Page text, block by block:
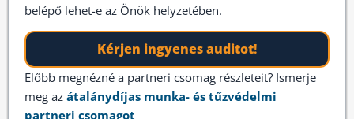
belépő lehet-e az Önök helyzetében.
Kérjen ingyenes auditot!
Előbb megnézné a partneri csomag részleteit? Ismerje
meg az átalánydíjas munka- és tűzvédelmi
partneri csomagot